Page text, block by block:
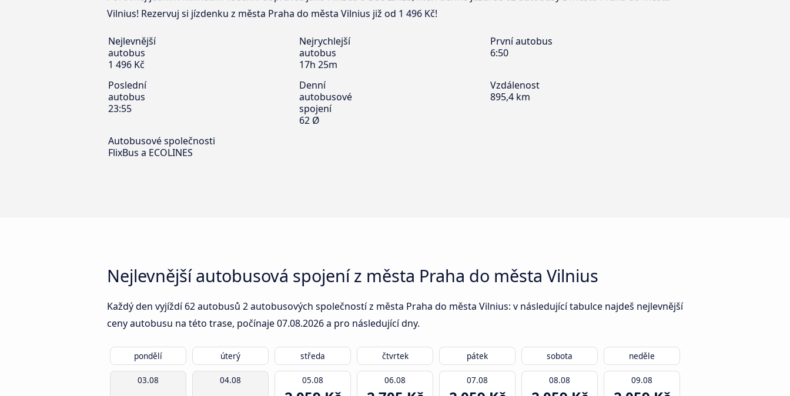
Vilnius! Rezervuj si jízdenku z města Praha do města Vilnius již od 1 496 Kč!
Nejlevnější
autobus
1 496 Kč
Nejrychlejší
autobus
17h 25m
První autobus
6:50
Poslední
autobus
23:55
Denní
autobusové
spojení
62 Ø
Vzdálenost
895,4 km
Autobusové společnosti
FlixBus a ECOLINES
Nejlevnější autobusová spojení z města Praha do města Vilnius
Každý den vyjíždí 62 autobusů 2 autobusových společností z města Praha do města Vilnius: v následující tabulce najdeš nejlevnější
ceny autobusu na této trase, počínaje07.08.2026a pro následující dny.
pondělí úterý středa čtvrtek pátek sobota neděle
03.08 04.08 05.08 06.08 07.08 08.08 09.08